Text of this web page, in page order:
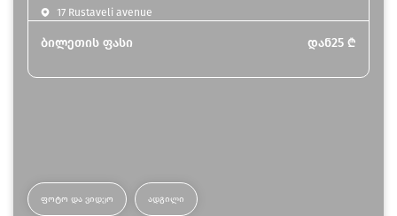
17 Rustaveli avenue
ბილეთის ფასი დან25 ₾
ᲤᲝᲢᲝ ᲓᲐ ᲕᲘᲓᲔᲝ ᲐᲓᲒᲘᲚᲘ